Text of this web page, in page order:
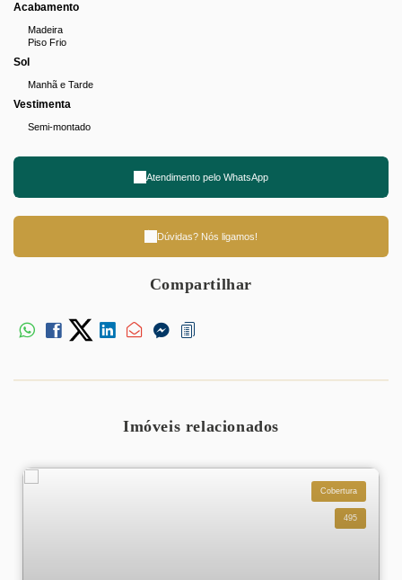
Acabamento
Madeira
Piso Frio
Sol
Manhã e Tarde
Vestimenta
Semi-montado
Atendimento pelo WhatsApp
Dúvidas? Nós ligamos!
Compartilhar
Imóveis relacionados
Cobertura
495